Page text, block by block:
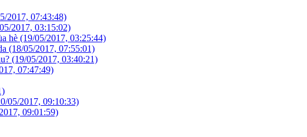
2017, 07:43:48)
2017, 03:15:02)
hè (19/05/2017, 03:25:44)
(18/05/2017, 07:55:01)
(19/05/2017, 03:40:21)
07:47:49)
05/2017, 09:10:33)
09:01:59)